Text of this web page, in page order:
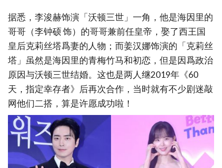
据悉，李浚赫饰演「沃顿三世」一角，他是海因里的
哥哥（李钟硕 饰）的哥哥兼前任皇帝，娶了西王国
皇后克莉丝塔爲妻的人物；而姜汉娜饰演的「克莉丝
塔」虽然是海因里的青梅竹马和初恋，但是因爲政治
原因与沃顿三世结婚。这也是两人继2019年《60
天，指定幸存者》后再次合作，当时就有不少剧迷敲
网他们二搭，算是许愿成功啦！